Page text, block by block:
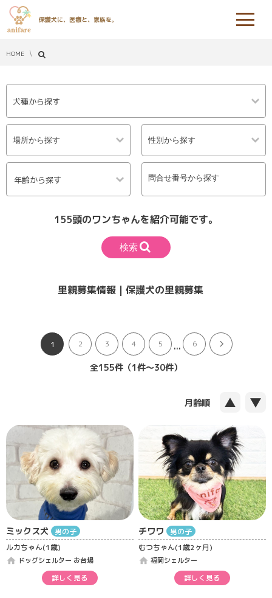
保護犬に、医療と、家族を。
HOME
犬種から探す
年齢から探す
155頭のワンちゃんを紹介可能です。
検索
里親募集情報 | 保護犬の里親募集
1 2 3 4 5 ... 6
全155件（1件〜30件）
月齢順 ▲ ▼
ミックス犬
男の子
ルカちゃん(1歳)
home ドッグシェルター お台場
詳しく見る
チワワ
男の子
むつちゃん(1歳2ヶ月)
home 福岡シェルター
詳しく見る